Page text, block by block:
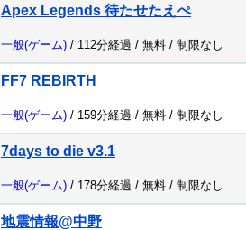
Apex Legends 待たせたえぺ
一般(ゲーム) / 112分経過 / 無料 / 制限なし
FF7 REBIRTH
一般(ゲーム) / 159分経過 / 無料 / 制限なし
7days to die v3.1
一般(ゲーム) / 178分経過 / 無料 / 制限なし
地震情報@中野